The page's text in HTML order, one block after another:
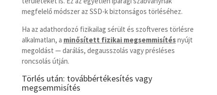
megfelelő módszer az SSD-k biztonságos törléséhez.
Ha az adathordozó fizikailag sérült és szoftveres törlésre
alkalmatlan, a minősített fizikai megsemmisítésnyújt
megoldást — darálás, degausszolás vagy présléses
roncsolás útján.
Törlés után: továbbértékesítés vagy
megsemmisítés